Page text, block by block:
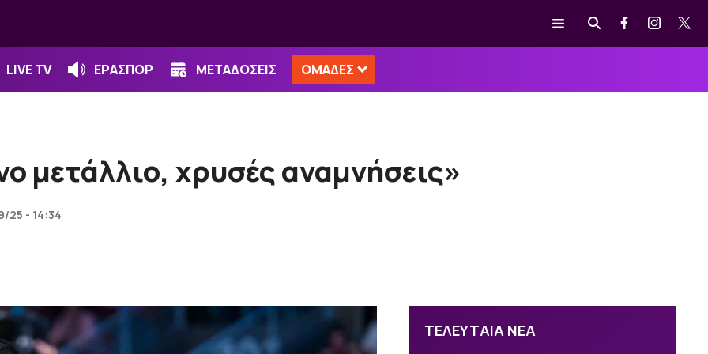
Μενού
LIVE TV ΕΡΑΣΠΟΡ ΜΕΤΑΔΟΣΕΙΣ ΟΜΑΔΕΣ
μετάλλιο, χρυσές αναμνήσεις»
25 - 14:34
ΤΕΛΕΥΤΑΙΑ ΝΕΑ